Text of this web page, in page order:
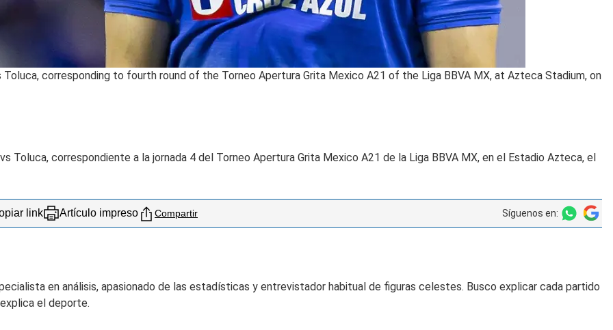
Toluca, corresponding to fourth round of the Torneo Apertura Grita Mexico A21 of the Liga BBVA MX, at Azteca Stadium, on
Toluca, correspondiente a la jornada 4 del Torneo Apertura Grita Mexico A21 de la Liga BBVA MX, en el Estadio Azteca, el
link Artículo impreso Compartir Síguenos en:
en análisis, apasionado de las estadísticas y entrevistador habitual de figuras celestes. Busco explicar cada partido
el deporte.